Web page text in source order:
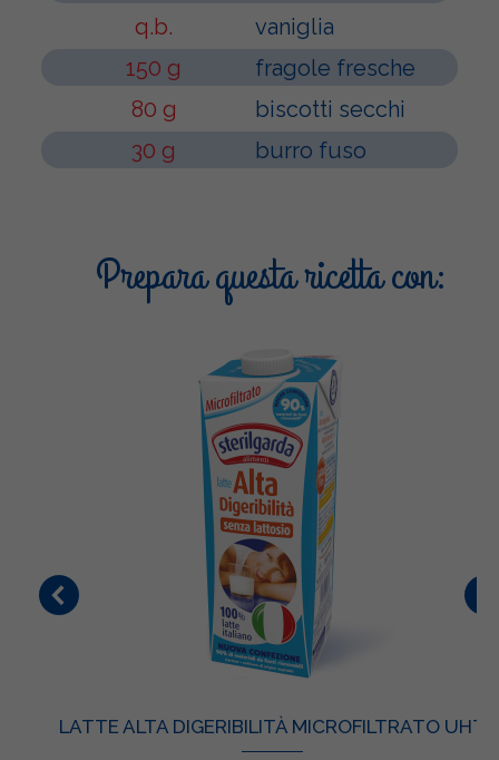
q.b.
vaniglia
150 g
fragole fresche
80 g
biscotti secchi
30 g
burro fuso
Prepara questa ricetta con:
LATTE ALTA DIGERIBILITÀ MICROFILTRATO UHT